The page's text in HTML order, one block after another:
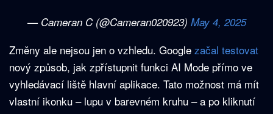
— Cameran C (@Cameran020923) May 4, 2025
Změny ale nejsou jen o vzhledu. Google začal testovat
nový způsob, jak zpřístupnit funkci AI Mode přímo ve
vyhledávací liště hlavní aplikace. Tato možnost má mít
vlastní ikonku – lupu v barevném kruhu – a po kliknutí